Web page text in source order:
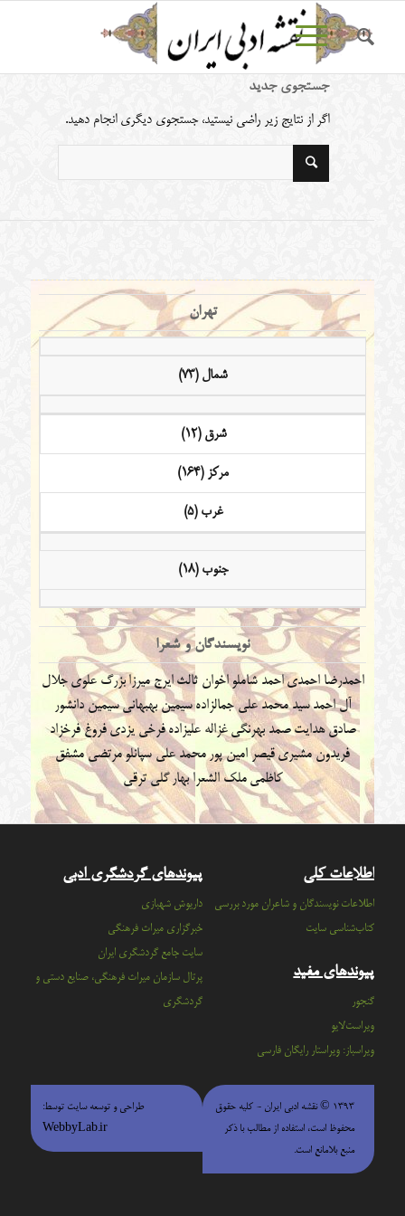
جستجوی جدید
اگر از نتایج زیر راضی نیستید، جستجوی دیگری انجام دهید.
تهران
شمال (73)
شرق (12)
مرکز (164)
غرب (5)
جنوب (18)
نویسندگان و شعرا
احمدرضا احمدیاحمد شاملو اخوان ثالث ایرج میرزابزرگ علوی جلال
آل احمدسید محمد علی جمالزادهسیمین بهبهانیسیمین دانشور
صادق هدایتصمد بهرنگی غزاله علیزادهفرخی یزدی فروغ فرخزاد
فریدون مشیری قیصر امین پور محمد علی سپانلومرتضی مشفق
کاظمی ملک الشعرا بهار گلی ترقی
اطلاعات کلی
اطلاعات نویسندگان و شاعران مورد بررسی
کتاب‌شناسی سایت
پیوندهای مفید
گنجور
ویراست‌لایو
ویراسباز: ویراستار رایگان فارسی
پیوندهای گردشگری ادبی
داریوش شهبازی
خبرگزاری میراث فرهنگی
سايت جامع گردشگري ايران
پرتال سازمان ميراث فرهنگي، صنايع دستي و
گردشگري
۱۳۹۳ © نقشه ادبی ایران - كليه حقوق
محفوظ است، استفاده از مطالب با ذكر
منبع بلامانع است.
طراحی و توسعه سایت توسط:
WebbyLab.ir